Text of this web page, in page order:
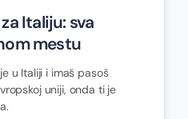
Italiju: sva
mestu
u Italiji i imaš pasoš
uniji, onda ti je